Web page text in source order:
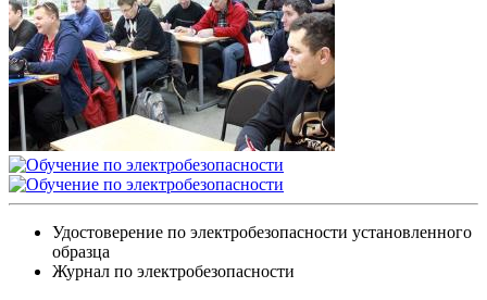
Удостоверение по электробезопасности установленного
образца
Журнал по электробезопасности